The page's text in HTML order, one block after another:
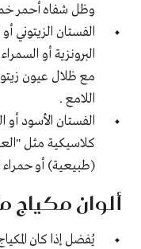
وظل شفاه أحمر
الفستان الزيتوني
البرونزية أو
مع ظلال عيون
اللامع .
الفستان الأسود أو
كلاسيكية مثل
(طبيعية) أو
ألوان مكياج
يُفضل إذا كان